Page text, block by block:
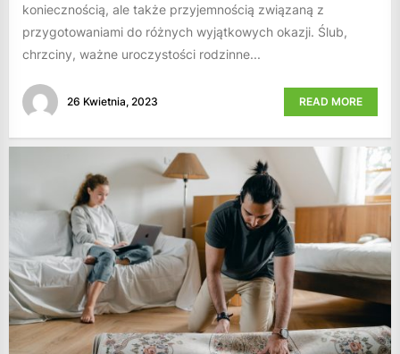
koniecznością, ale także przyjemnością związaną z
przygotowaniami do różnych wyjątkowych okazji. Ślub,
chrzciny, ważne uroczystości rodzinne...
26 Kwietnia, 2023 READ MORE